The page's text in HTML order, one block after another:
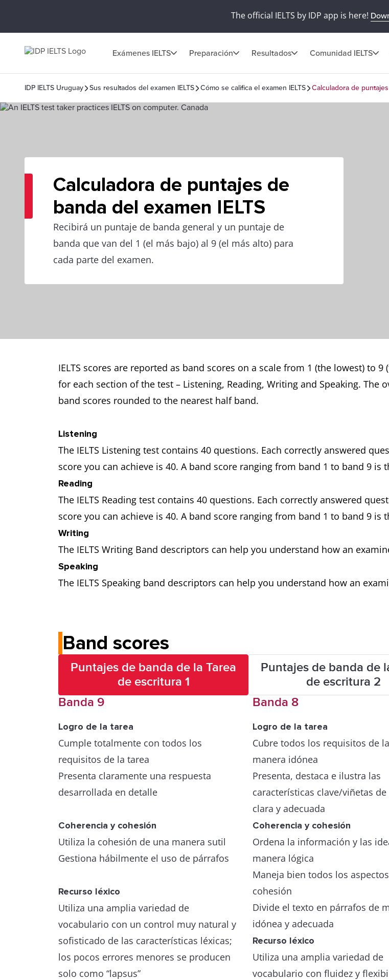
The official IELTS by IDP app is here!
Exámenes IELTS Preparación Resultados Comunidad IELTS
IDP IELTS Uruguay Sus resultados del examen IELTS Cómo se califica el examen IELTS Calculadora de
Calculadora de puntajes de
banda del examen IELTS
Recibirá un puntaje de banda general y un puntaje de
banda que van del 1 (el más bajo) al 9 (el más alto) para
cada parte del examen.
IELTS scores are reported as band scores on a scale from 1 (the lowest) to
for each section of the test – Listening, Reading, Writing and Speaking. The
band scores rounded to the nearest half band.
Listening
The IELTS Listening test contains 40 questions. Each correctly answered
score you can achieve is 40. A band score ranging from band 1 to band 9
Reading
The IELTS Reading test contains 40 questions. Each correctly answered
score you can achieve is 40. A band score ranging from band 1 to band 9
Writing
The IELTS Writing Band descriptors can help you understand how an
Speaking
The IELTS Speaking band descriptors can help you understand how an
Band scores
Puntajes de banda de la Tarea
de escritura 1
Puntajes de banda de
de escritura 2
Banda 9
Logro de la tarea
Cumple totalmente con todos los
requisitos de la tarea
Presenta claramente una respuesta
desarrollada en detalle
Coherencia y cohesión
Utiliza la cohesión de una manera sutil
Gestiona hábilmente el uso de párrafos
Recurso léxico
Utiliza una amplia variedad de
vocabulario con un control muy natural y
sofisticado de las características léxicas;
los pocos errores menores se producen
solo como “lapsus”
Banda 8
Logro de la tarea
Cubre todos los requisitos de
manera idónea
Presenta, destaca e ilustra las
características clave/viñetas
clara y adecuada
Coherencia y cohesión
Ordena la información y las
manera lógica
Maneja bien todos los
cohesión
Divide el texto en párrafos de
idónea y adecuada
Recurso léxico
Utiliza una amplia variedad de
vocabulario con fluidez y